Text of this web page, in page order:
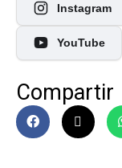
Instagram
YouTube
Compartir